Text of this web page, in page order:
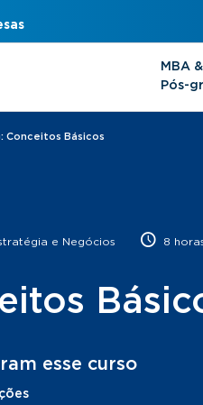
MBA &
Pós-
Conceitos Básicos
e Negócios 8
esse curso